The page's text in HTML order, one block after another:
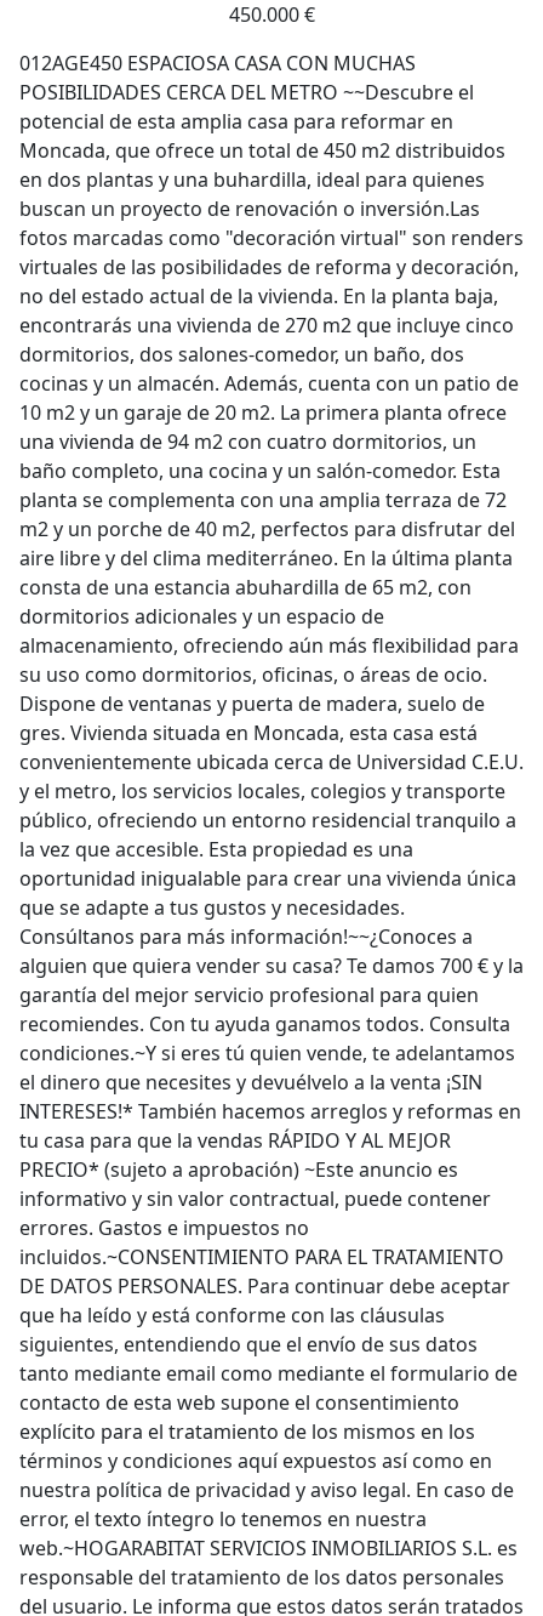
450.000 €
012AGE450 ESPACIOSA CASA CON MUCHAS
POSIBILIDADES CERCA DEL METRO ~~Descubre el
potencial de esta amplia casa para reformar en
Moncada, que ofrece un total de 450 m2 distribuidos
en dos plantas y una buhardilla, ideal para quienes
buscan un proyecto de renovación o inversión.Las
fotos marcadas como "decoración virtual" son renders
virtuales de las posibilidades de reforma y decoración,
no del estado actual de la vivienda. En la planta baja,
encontrarás una vivienda de 270 m2 que incluye cinco
dormitorios, dos salones-comedor, un baño, dos
cocinas y un almacén. Además, cuenta con un patio de
10 m2 y un garaje de 20 m2. La primera planta ofrece
una vivienda de 94 m2 con cuatro dormitorios, un
baño completo, una cocina y un salón-comedor. Esta
planta se complementa con una amplia terraza de 72
m2 y un porche de 40 m2, perfectos para disfrutar del
aire libre y del clima mediterráneo. En la última planta
consta de una estancia abuhardilla de 65 m2, con
dormitorios adicionales y un espacio de
almacenamiento, ofreciendo aún más flexibilidad para
su uso como dormitorios, oficinas, o áreas de ocio.
Dispone de ventanas y puerta de madera, suelo de
gres. Vivienda situada en Moncada, esta casa está
convenientemente ubicada cerca de Universidad C.E.U.
y el metro, los servicios locales, colegios y transporte
público, ofreciendo un entorno residencial tranquilo a
la vez que accesible. Esta propiedad es una
oportunidad inigualable para crear una vivienda única
que se adapte a tus gustos y necesidades.
Consúltanos para más información!~~¿Conoces a
alguien que quiera vender su casa? Te damos 700 € y la
garantía del mejor servicio profesional para quien
recomiendes. Con tu ayuda ganamos todos. Consulta
condiciones.~Y si eres tú quien vende, te adelantamos
el dinero que necesites y devuélvelo a la venta ¡SIN
INTERESES!* También hacemos arreglos y reformas en
tu casa para que la vendas RÁPIDO Y AL MEJOR
PRECIO* (sujeto a aprobación) ~Este anuncio es
informativo y sin valor contractual, puede contener
errores. Gastos e impuestos no
incluidos.~CONSENTIMIENTO PARA EL TRATAMIENTO
DE DATOS PERSONALES. Para continuar debe aceptar
que ha leído y está conforme con las cláusulas
siguientes, entendiendo que el envío de sus datos
tanto mediante email como mediante el formulario de
contacto de esta web supone el consentimiento
explícito para el tratamiento de los mismos en los
términos y condiciones aquí expuestos así como en
nuestra política de privacidad y aviso legal. En caso de
error, el texto íntegro lo tenemos en nuestra
web.~HOGARABITAT SERVICIOS INMOBILIARIOS S.L. es
responsable del tratamiento de los datos personales
del usuario. Le informa que estos datos serán tratados